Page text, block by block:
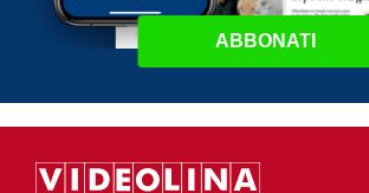
ABBONATI